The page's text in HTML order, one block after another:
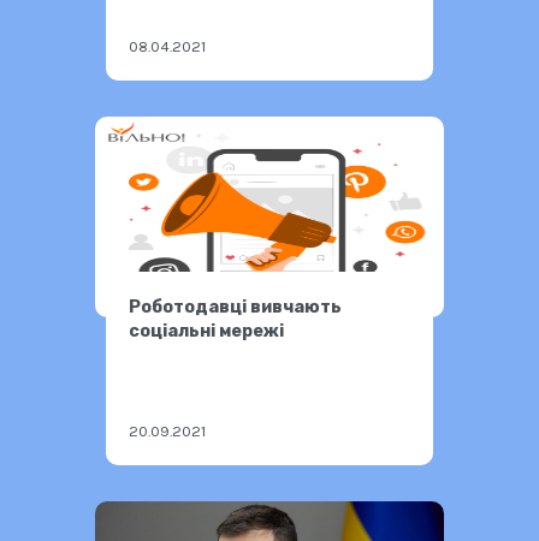
08.04.2021
Роботодавці вивчають
соціальні мережі
20.09.2021